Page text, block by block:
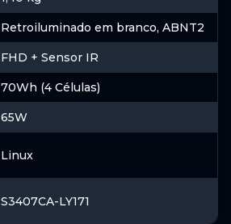
Retroiluminado em branco, ABNT2
FHD + Sensor IR
70Wh (4 Células)
65W
Linux
S3407CA-LY171